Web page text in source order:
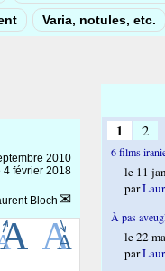
Varia, notules, etc.
2010
4 février 2018
Bloch
1 2
6 films
le 11
par
À pas
le 22
par